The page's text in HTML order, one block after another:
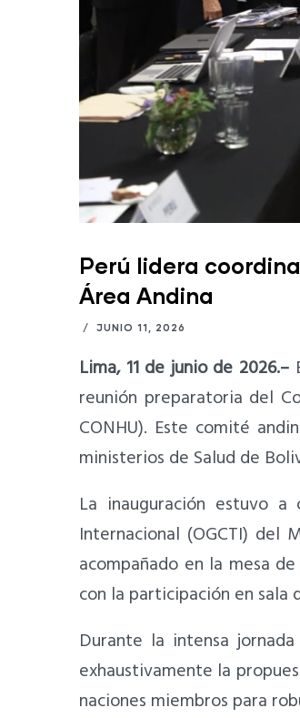
Perú lidera
Área Andina
/ JUNIO 11, 2026
Lima, 11 de junio de 2026.–
reunión preparatoria del
CONHU). Este comité
ministerios de Salud de
La inauguración estuvo
Internacional (OGCTI) del
acompañado en la mesa
con la participación en sala
Durante la intensa
exhaustivamente la
naciones miembros para